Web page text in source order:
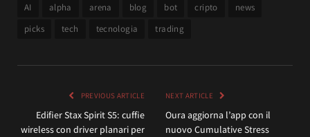
AI alpha arena blog bot cripto
news
picks
tech tecnologia trading
PREVIOUS ARTICLE
Edifier Stax Spirit S5: cuffie
wireless con driver planari per
NEXT ARTICLE
Oura aggiorna l’app con il
nuovo Cumulative Stress